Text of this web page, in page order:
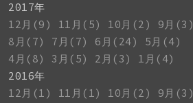
2017年
12月(9)
11月(5) 10月(2)
9月(3)
8月(7)
7月(7) 6月(24)
5月(4)
4月(8)
3月(5) 2月(3)
1月(4)
2016年
12月(1)
11月(1) 10月(2)
9月(3)